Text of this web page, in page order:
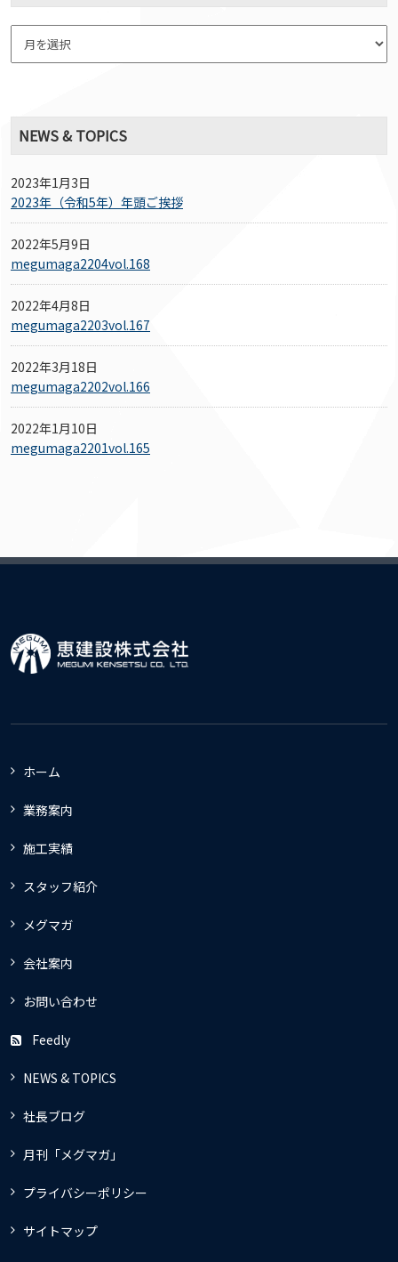
NEWS & TOPICS
2023年1月3日
2023年（令和5年）年頭ご挨拶
2022年5月9日
megumaga2204vol.168
2022年4月8日
megumaga2203vol.167
2022年3月18日
megumaga2202vol.166
2022年1月10日
megumaga2201vol.165
ホーム
業務案内
施工実績
スタッフ紹介
メグマガ
会社案内
お問い合わせ
Feedly
NEWS & TOPICS
社長ブログ
月刊「メグマガ」
プライバシーポリシー
サイトマップ